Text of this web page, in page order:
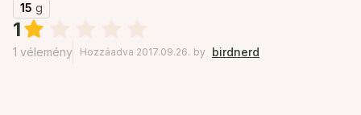
15 g
1
1 vélemény Hozzáadva 2017.09.26. by birdnerd